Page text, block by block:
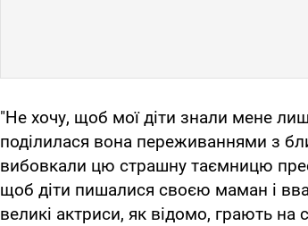
"Не хочу, щоб мої діти знали мене
поділилася вона переживаннями з
вибовкали цю страшну таємницю
щоб діти пишалися своєю маман і
великі актриси, як відомо, грають на